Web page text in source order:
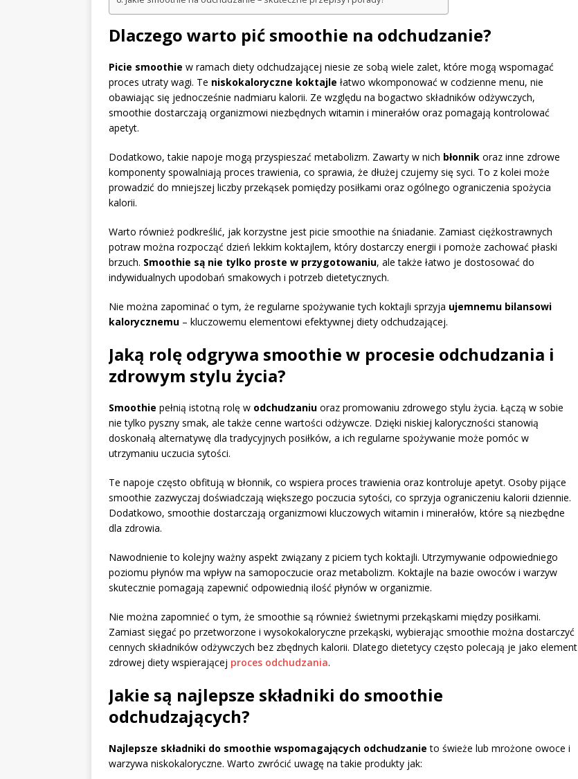
Dlaczego warto pić smoothie na odchudzanie?
Picie smoothie w ramach diety odchudzającej niesie ze sobą wiele zalet, które mogą wspomagać
proces utraty wagi. Te niskokaloryczne koktajle łatwo wkomponować w codzienne menu, nie
obawiając się jednocześnie nadmiaru kalorii. Ze względu na bogactwo składników odżywczych,
smoothie dostarczają organizmowi niezbędnych witamin i minerałów oraz pomagają kontrolować
apetyt.
Dodatkowo, takie napoje mogą przyspieszać metabolizm. Zawarty w nich błonnik oraz inne zdrowe
komponenty spowalniają proces trawienia, co sprawia, że dłużej czujemy się syci. To z kolei może
prowadzić do mniejszej liczby przekąsek pomiędzy posiłkami oraz ogólnego ograniczenia spożycia
kalorii.
Warto również podkreślić, jak korzystne jest picie smoothie na śniadanie. Zamiast ciężkostrawnych
potraw można rozpocząć dzień lekkim koktajlem, który dostarczy energii i pomoże zachować płaski
brzuch. Smoothie są nie tylko proste w przygotowaniu, ale także łatwo je dostosować do
indywidualnych upodobań smakowych i potrzeb dietetycznych.
Nie można zapominać o tym, że regularne spożywanie tych koktajli sprzyja ujemnemu bilansowi
kalorycznemu – kluczowemu elementowi efektywnej diety odchudzającej.
Jaką rolę odgrywa smoothie w procesie odchudzania i
zdrowym stylu życia?
Smoothie pełnią istotną rolę w odchudzaniu oraz promowaniu zdrowego stylu życia. Łączą w sobie
nie tylko pyszny smak, ale także cenne wartości odżywcze. Dzięki niskiej kaloryczności stanowią
doskonałą alternatywę dla tradycyjnych posiłków, a ich regularne spożywanie może pomóc w
utrzymaniu uczucia sytości.
Te napoje często obfitują w błonnik, co wspiera proces trawienia oraz kontroluje apetyt. Osoby pijące
smoothie zazwyczaj doświadczają większego poczucia sytości, co sprzyja ograniczeniu kalorii dziennie.
Dodatkowo, smoothie dostarczają organizmowi kluczowych witamin i minerałów, które są niezbędne
dla zdrowia.
Nawodnienie to kolejny ważny aspekt związany z piciem tych koktajli. Utrzymywanie odpowiedniego
poziomu płynów ma wpływ na samopoczucie oraz metabolizm. Koktajle na bazie owoców i warzyw
skutecznie pomagają zapewnić odpowiednią ilość płynów w organizmie.
Nie można zapomnieć o tym, że smoothie są również świetnymi przekąskami między posiłkami.
Zamiast sięgać po przetworzone i wysokokaloryczne przekąski, wybierając smoothie można dostarczyć
cennych składników odżywczych bez zbędnych kalorii. Dlatego dietetycy często polecają je jako element
zdrowej diety wspierającej proces odchudzania.
Jakie są najlepsze składniki do smoothie
odchudzających?
Najlepsze składniki do smoothie wspomagających odchudzanie to świeże lub mrożone owoce i
warzywa niskokaloryczne. Warto zwrócić uwagę na takie produkty jak: